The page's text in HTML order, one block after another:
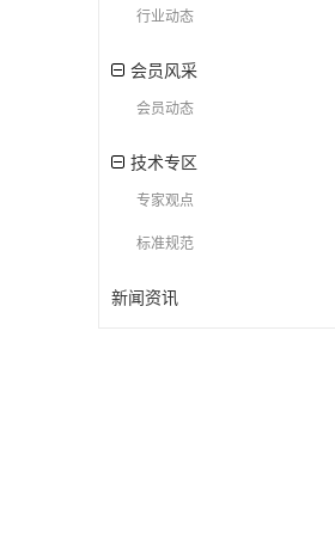
行业动态
会员风采
会员动态
技术专区
专家观点
标准规范
新闻资讯